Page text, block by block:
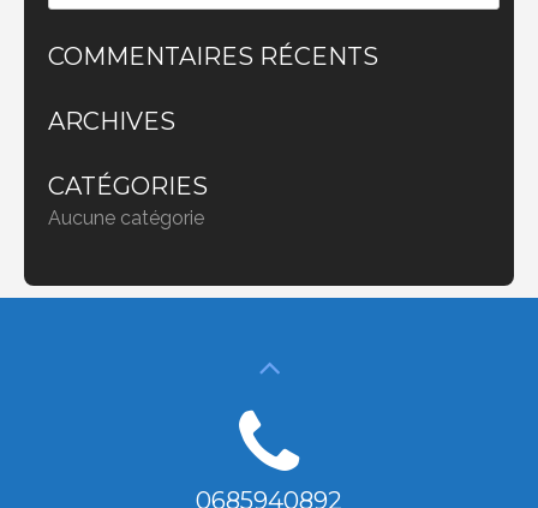
COMMENTAIRES RÉCENTS
ARCHIVES
CATÉGORIES
Aucune catégorie
0685940892